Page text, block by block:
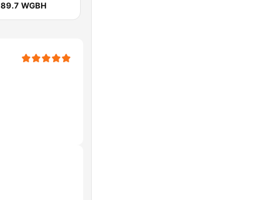
89.7 WGBH